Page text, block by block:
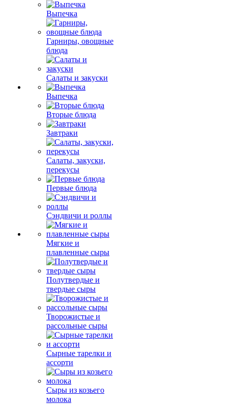
Выпечка
Гарниры, овощные
блюда
Салаты и закуски
Выпечка
Вторые блюда
Завтраки
Салаты, закуски,
перекусы
Первые блюда
Сэндвичи и роллы
Мягкие и
плавленные сыры
Полутвердые и
твердые сыры
Творожистые и
рассольные сыры
Сырные тарелки и
ассорти
Сыры из козьего
молока